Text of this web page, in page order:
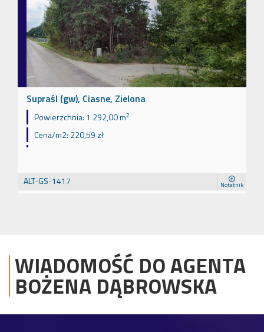
Supraśl (gw), Ciasne, Zielona
Powierzchnia: 1 292,00 m2
Cena/m2: 220,59 zł
ALT-GS-1417 Notatnik
WIADOMOŚĆ DO AGENTA
BOŻENA DĄBROWSKA